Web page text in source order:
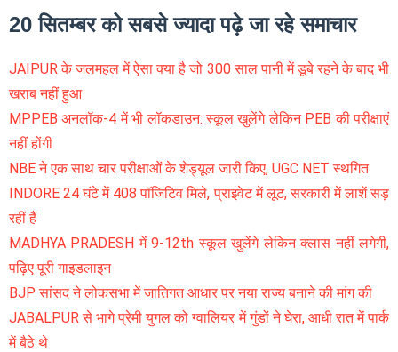
20 सितम्बर को सबसे ज्यादा पढ़े जा रहे समाचार
JAIPUR के जलमहल में ऐसा क्या है जो 300 साल पानी में डूबे रहने के बाद भी
खराब नहीं हुआ
MPPEB अनलॉक-4 में भी लॉकडाउन: स्कूल खुलेंगे लेकिन PEB की परीक्षाएं
नहीं होंगी
NBE ने एक साथ चार परीक्षाओं के शेड्यूल जारी किए, UGC NET स्थगित
INDORE 24 घंटे में 408 पॉजिटिव मिले, प्राइवेट में लूट, सरकारी में लाशें सड़
रहीं हैं
MADHYA PRADESH में 9-12th स्कूल खुलेंगे लेकिन क्लास नहीं लगेगी,
पढ़िए पूरी गाइडलाइन
BJP सांसद ने लोकसभा में जातिगत आधार पर नया राज्य बनाने की मांग की
JABALPUR से भागे प्रेमी युगल को ग्वालियर में गुंडों ने घेरा, आधी रात में पार्क
में बैठे थे